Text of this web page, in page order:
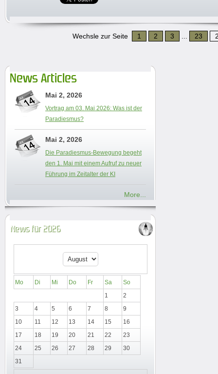
Wechsle zur Seite 1 2 3 23
News Articles
Mai 2, 2026
Vortrag am 03. Mai 2026: Was ist der
Paradiesmus?
Mai 2, 2026
Die Paradiesmus-Bewegung begeht
den 1. Mai mit einem Aufruf zu neuer
Führung im Zeitalter der KI
More...
News für 2026
Mo Di Mi Do Fr Sa
So
1
2
3
4 5 6 7 8
9
10
11 12 13 14 15
16
17
18 19 20 21 22
23
24
25 26 27 28 29
30
31